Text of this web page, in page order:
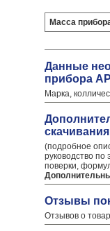
Масса
Данные
прибора
Марка,
(подробное
руководство по
поверки,
Отзывы
Отзывов о